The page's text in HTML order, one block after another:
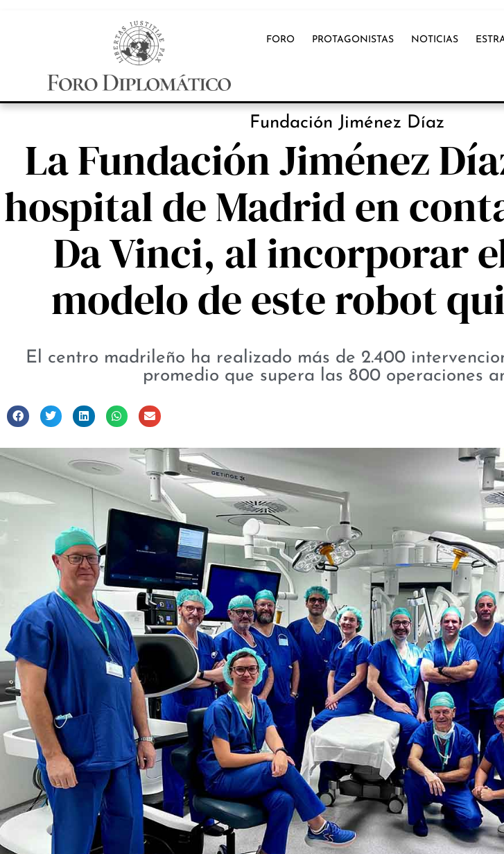
FORO PROTAGONISTAS NOTICIAS
Fundación Jiménez Díaz
La Fundación Jiménez
hospital de Madrid en
Da Vinci, al incorporar
modelo de este robot
El centro madrileño ha realizado más de 2.400
promedio que supera las 800 operaciones